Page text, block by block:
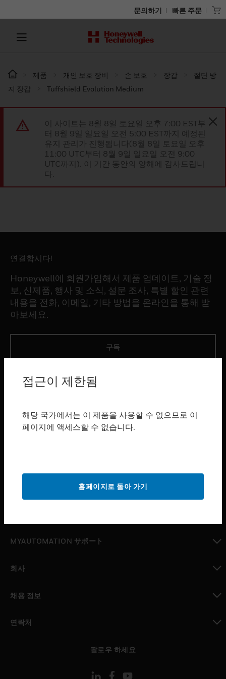
문의하기 빠른 주문
제품 개인 보호 장비 손 보호 장갑
절단 방
지 장갑
Tuffshield Evolution Medium
이 사이트는 8월 8일 토요일 오후 7:00 EST부
터 8월 9일 일요일 오전 5:00 EST까지 예정된
유지 관리가 진행됩니다(8월 8일 토요일 오후
11:00 UTC부터 8월 9일 일요일 오전 9:00
UTC까지). 이 기간 동안의 양해에 감사드립니
다.
연결합시다!
Honeywell에 회원가입해서 제품 업데이트, 기술 정
보, 신제품, 행사 및 소식, 설문 조사, 특별 할인 관련
내용을 전화, 이메일, 기타 방법을 온라인을 통해 받
아보세요.
구독
제품
toggle view
서비스
MYAUTOMATION サポート
회사
채용 정보
연락처
팔로우 하세요
접근이 제한됨
해당 국가에서는 이 제품을 사용할 수 없으므로 이
페이지에 액세스할 수 없습니다.
홈페이지로 돌아 가기